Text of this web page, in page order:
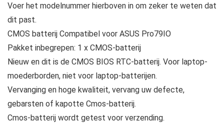
Voer het modelnummer hierboven in om zeker te weten dat
dit past.
CMOS batterij Compatibel voor ASUS Pro79IO
Pakket inbegrepen: 1 x CMOS-batterij
Nieuw en dit is de CMOS BIOS RTC-batterij. Voor laptop-
moederborden, niet voor laptop-batterijen.
Vervanging en hoge kwaliteit, vervang uw defecte,
gebarsten of kapotte Cmos-batterij.
Cmos-batterij wordt getest voor verzending.